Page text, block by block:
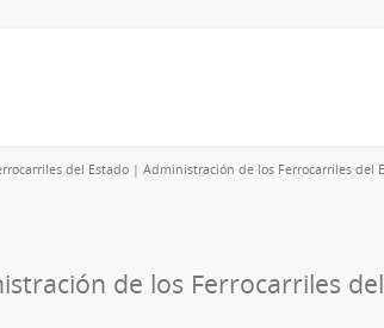
del Estado | Administración de los Ferrocarriles del
de los Ferrocarriles